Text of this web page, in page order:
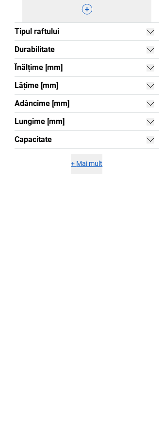
Tipul raftului
Durabilitate
Înălțime [mm]
Lățime [mm]
Adâncime [mm]
Lungime [mm]
Capacitate
+ Mai mult